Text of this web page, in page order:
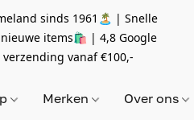
sinds 1961🏝 | Snelle
nieuwe items🛍 | 4,8 Google
vanaf€100,-
Merken Over ons